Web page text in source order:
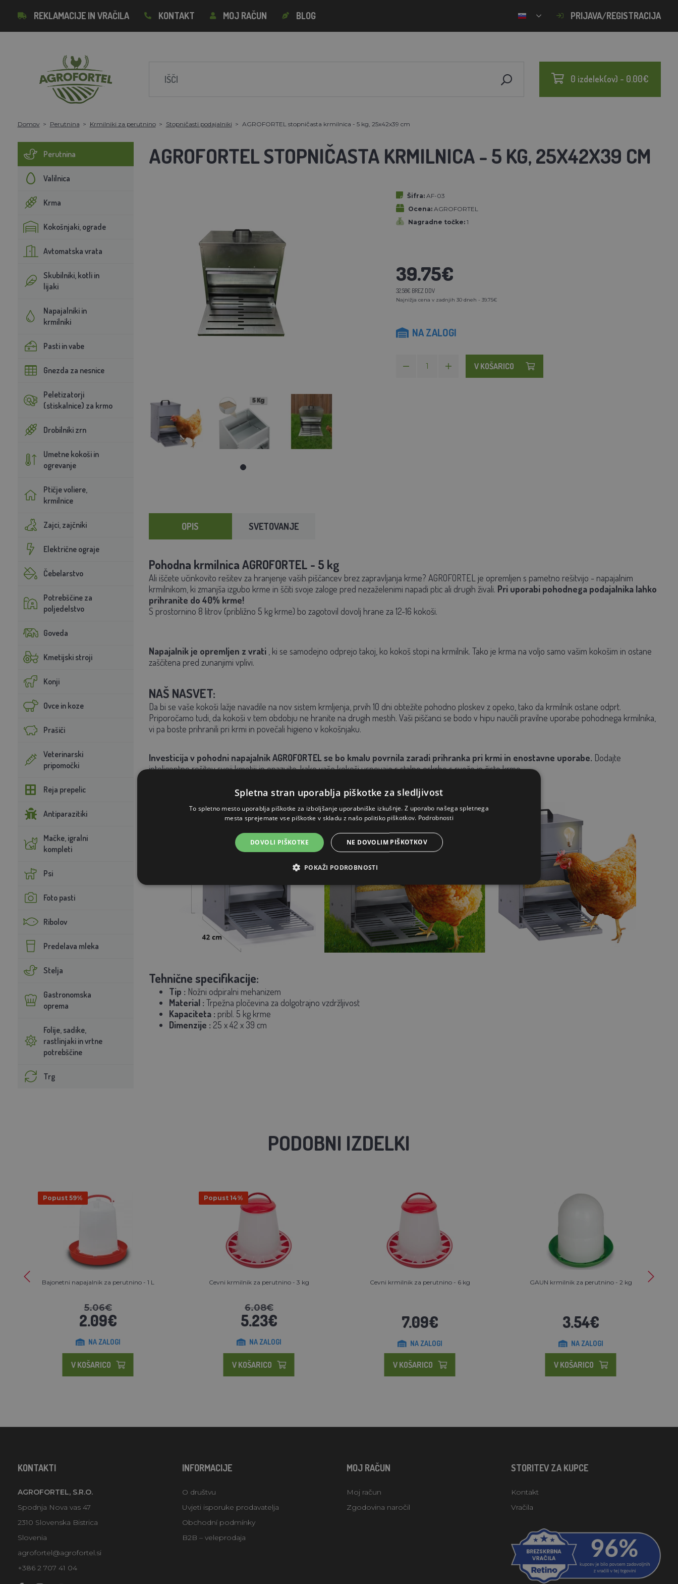
REKLAMACIJE IN VRAČILA KONTAKT MOJ RAČUN BLOG PRIJAVA/REGISTRACIJA
0 izdelek(ov) - 0.00€
Domov Perutnina Krmilniki za perutnino Stopničasti podajalniki AGROFORTEL stopničasta krmilnica - 5 kg, 25x42x39 cm
Perutnina
Valilnica
Krma
Kokošnjaki, ograde
Avtomatska vrata
Skubilniki, kotli in
lijaki
Napajalniki in
krmilniki
Pasti in vabe
Gnezda za nesnice
Peletizatorji
(stiskalnice) za krmo
Drobilniki zrn
Umetne kokoši in
ogrevanje
Ptičje voliere,
krmilnice
Zajci, zajčniki
Električne ograje
Čebelarstvo
Potrebščine za
poljedelstvo
Goveda
Kmetijski stroji
Konji
Ovce in koze
Prašiči
Veterinarski
pripomočki
Reja prepelic
Antiparazitiki
Mačke, igralni
kompleti
Psi
Foto pasti
Ribolov
Predelava mleka
Stelja
Gastronomska
oprema
Folije, sadike,
rastlinjaki in vrtne
potrebščine
Trg
AGROFORTEL STOPNIČASTA KRMILNICA - 5 KG, 25X42X39 CM
Šifra: AF-03
Ocena: AGROFORTEL
Nagradne točke: 1
39.75€
32.58€ BREZ DDV
Najnižja cena v zadnjih 30 dneh - 39.75€
NA ZALOGI
V KOŠARICO
OPIS SVETOVANJE
Pohodna krmilnica AGROFORTEL - 5 kg
Ali iščete učinkovito rešitev za hranjenje vaših piščancev brez zapravljanja krme? AGROFORTEL je opremljen s pametno rešitvijo - napajalnim
krmilnikom, ki zmanjša izgubo krme in ščiti svoje zaloge pred nezaželenimi napadi ptic ali drugih živali. Pri uporabi pohodnega podajalnika lahko
prihranite do 40% krme!
S prostornino 8 litrov (približno 5 kg krme) bo zagotovil dovolj hrane za 12-16 kokoši.
Napajalnik je opremljen z vrati, ki se samodejno odprejo takoj, ko kokoš stopi na krmilnik. Tako je krma na voljo samo vašim kokošim in ostane
zaščitena pred zunanjimi vplivi.
NAŠ NASVET:
Da bi se vaše kokoši lažje navadile na nov sistem krmljenja, prvih 10 dni obtežite pohodno ploskev z opeko, tako da krmilnik ostane odprt.
Priporočamo tudi, da kokoši v tem obdobju ne hranite na drugih mestih. Vaši piščanci se bodo v hipu naučili pravilne uporabe pohodnega krmilnika,
vi pa boste prihranili pri krmi in povečali higieno v kokošnjaku.
Investicija v pohodni napajalnik AGROFORTEL se bo kmalu povrnila zaradi prihranka pri krmi in enostavne uporabe. Dodajte
inteligentno rešitev svoji kmetiji in opazujte, kako vaše kokoši uspevajo s stalno oskrbo s svežo in čisto krmo.
Tehnične specifikacije:
Tip : Nožni odpiralni mehanizem
Material : Trpežna pločevina za dolgotrajno vzdržljivost
Kapaciteta : pribl. 5 kg krme
Dimenzije : 25 x 42 x 39 cm
PODOBNI IZDELKI
Popust 59%
Bajonetni napajalnik za perutnino - 1 L
5.06€
2.09€
NA ZALOGI
V KOŠARICO
Popust 14%
Cevni krmilnik za perutnino - 3 kg
6.08€
5.23€
NA ZALOGI
V KOŠARICO
Cevni krmilnik za perutnino - 6 kg
7.09€
NA ZALOGI
V KOŠARICO
GAUN krmilnik za perutnino - 2 kg
3.54€
NA ZALOGI
V KOŠARICO
KONTAKTI
AGROFORTEL, S.R.O.
Spodnja Nova vas 47
2310 Slovenska Bistrica
Slovenia
agrofortel@agrofortel.si
+386 2 707 41 04
INFORMACIJE
O društvu
Uvjeti isporuke prodavatelja
Obchodní podmínky
B2B – veleprodaja
MOJ RAČUN
Moj račun
Zgodovina naročil
STORITEV ZA KUPCE
Kontakt
Vračila
Spletna stran uporablja piškotke za sledljivost
To spletno mesto uporablja piškotke za izboljšanje uporabniške izkušnje. Z uporabo našega spletnega
mesta sprejemate vse piškotke v skladu z našo politiko piškotkov. Podrobnosti
DOVOLI PIŠKOTKE NE DOVOLIM PIŠKOTKOV
POKAŽI PODROBNOSTI